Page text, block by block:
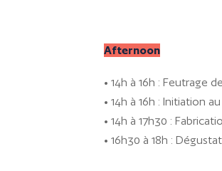
Afternoon
• 14h à 16h : Feutrage
• 14h à 16h : Initiation
• 14h à 17h30 :
• 16h30 à 18h :